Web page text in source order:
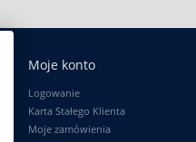
Moje konto
Logowanie
Karta Stałego Klienta
Moje zamówienia